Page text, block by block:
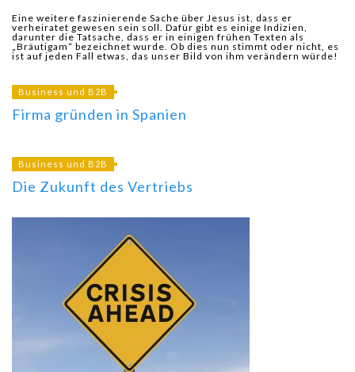
Eine weitere faszinierende Sache über Jesus ist, dass er
verheiratet gewesen sein soll. Dafür gibt es einige Indizien,
darunter die Tatsache, dass er in einigen frühen Texten als
„Bräutigam“ bezeichnet wurde. Ob dies nun stimmt oder nicht, es
ist auf jeden Fall etwas, das unser Bild von ihm verändern würde!
Business und B2B
Firma gründen in Spanien
Business und B2B
Die Zukunft des Vertriebs